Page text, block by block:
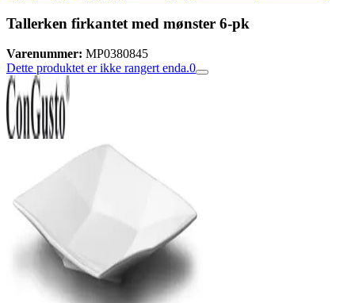
Tallerken firkantet med mønster 6-pk
Varenummer: MP0380845
Dette produktet er ikke rangert enda.0